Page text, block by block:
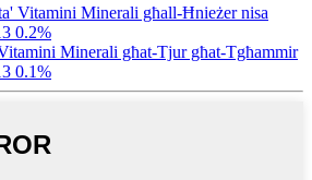
Vitamini Minerali għall-Ħnieżer nisa
0.2%
Minerali għat-Tjur għat-Tgħammir
0.1%